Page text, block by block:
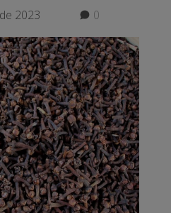
2023 0